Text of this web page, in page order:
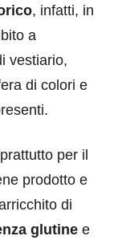
, infatti, in
a
vestiario,
di colori e
per il
prodotto e
di
glutine e